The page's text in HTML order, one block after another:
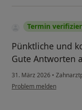
Termin
Pünktliche und
Gute Antworten
31. März 2026 •
Problem melden